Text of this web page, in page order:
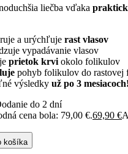
liečba vďaka
a urýchľuje rast vlasov
vypadávanie vlasov
prietok krvi okolo folikulov
pohyb folikulov do rastovej
výsledky už po 3 mesiacoch!
do 2 dní
cena bola: 79,00 €.69,90 €
košíka